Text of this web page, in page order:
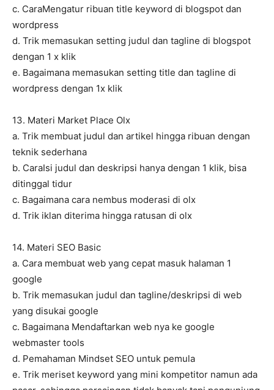
c. CaraMengatur ribuan title keyword di blogspot dan
wordpress
d. Trik memasukan setting judul dan tagline di blogspot
dengan 1 x klik
e. Bagaimana memasukan setting title dan tagline di
wordpress dengan 1x klik
13. Materi Market Place Olx
a. Trik membuat judul dan artikel hingga ribuan dengan
teknik sederhana
b. CaraIsi judul dan deskripsi hanya dengan 1 klik, bisa
ditinggal tidur
c. Bagaimana cara nembus moderasi di olx
d. Trik iklan diterima hingga ratusan di olx
14. Materi SEO Basic
a. Cara membuat web yang cepat masuk halaman 1
google
b. Trik memasukan judul dan tagline/deskripsi di web
yang disukai google
c. Bagaimana Mendaftarkan web nya ke google
webmaster tools
d. Pemahaman Mindset SEO untuk pemula
e. Trik meriset keyword yang mini kompetitor namun ada